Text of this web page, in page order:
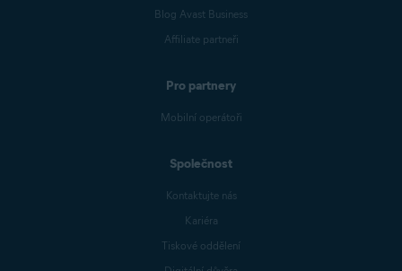
Blog Avast Business
Affiliate partneři
Pro partnery
Mobilní operátoři
Společnost
Kontaktujte nás
Kariéra
Tiskové oddělení